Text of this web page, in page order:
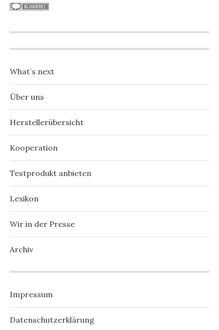
What´s next
Über uns
Herstellerübersicht
Kooperation
Testprodukt anbieten
Lexikon
Wir in der Presse
Archiv
Impressum
Datenschutzerklärung